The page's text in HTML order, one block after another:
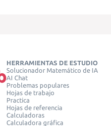
HERRAMIENTAS DE ESTUDIO
Solucionador Matemático de IA
AI Chat
Problemas populares
Hojas de trabajo
Practica
Hojas de referencia
Calculadoras
Calculadora gráfica